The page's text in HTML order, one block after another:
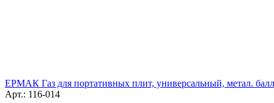
ЕРМАК Газ для портативных плит, универсальный, метал.
Арт.: 116-014